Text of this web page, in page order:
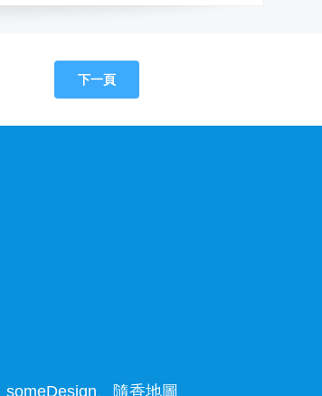
下一頁
someDesign、隨香地圖